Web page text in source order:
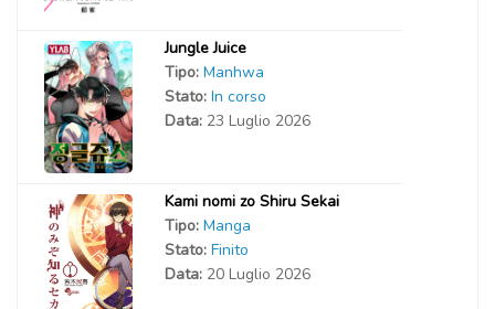
Jungle Juice
Tipo: Manhwa
Stato: In corso
Data: 23 Luglio 2026
Kami nomi zo Shiru Sekai
Tipo: Manga
Stato: Finito
Data: 20 Luglio 2026